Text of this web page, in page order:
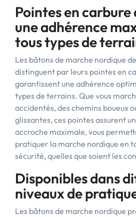
Pointes en carbure
une adhérence
tous types de
Les bâtons de marche nordique
distinguent par leurs pointes en
garantissent une adhérence
types de terrains. Que vous
accidentés, des chemins boueux
glissantes, ces pointes assurent
accroche maximale, vous
pratiquer la marche nordique en
sécurité, quelles que soient les
Disponibles dans
niveaux de
Les bâtons de marche nordique